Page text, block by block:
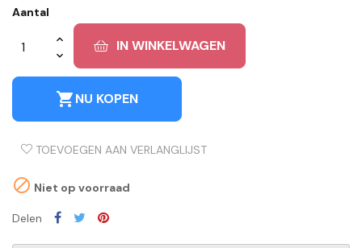
Aantal
IN WINKELWAGEN
shopping_cartNU KOPEN
TOEVOEGEN AAN VERLANGLIJST
 Niet op voorraad
Delen